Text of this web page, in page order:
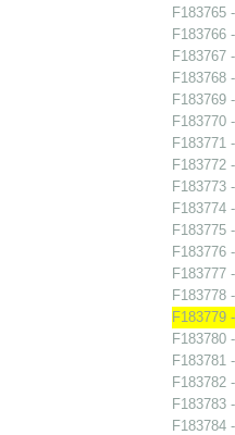
F183765
F183766
F183767
F183768
F183769
F183770
F183771
F183772
F183773
F183774
F183775
F183776
F183777
F183778
F183779
F183780
F183781
F183782
F183783
F183784